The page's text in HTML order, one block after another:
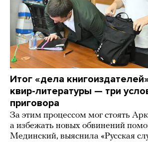
Итог «дела
квир-литературы — три
приговора
За этим процессом мог стоять
а избежать новых обвинений
Мединский, выяснила «Русская